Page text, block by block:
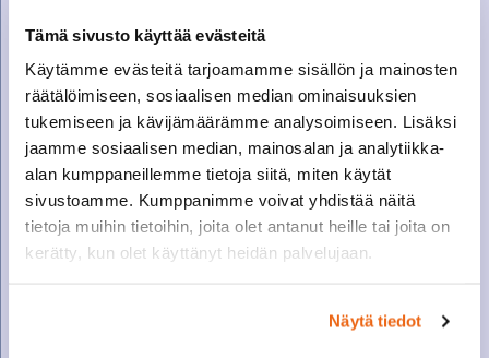
Tämä sivusto käyttää evästeitä
Käytämme evästeitä tarjoamamme sisällön ja mainosten
räätälöimiseen, sosiaalisen median ominaisuuksien
tukemiseen ja kävijämäärämme analysoimiseen. Lisäksi
jaamme sosiaalisen median, mainosalan ja analytiikka-
alan kumppaneillemme tietoja siitä, miten käytät
sivustoamme. Kumppanimme voivat yhdistää näitä
tietoja muihin tietoihin, joita olet antanut heille tai joita on
kerätty, kun olet käyttänyt heidän palvelujaan.
Näytä tiedot
KATSO LISÄTIEDOT